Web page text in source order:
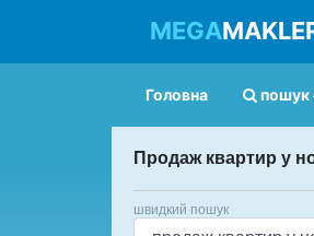
MEGA
Головна пошук
Продаж квартир у
швидкий пошук